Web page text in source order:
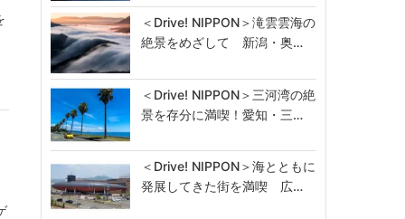
＜Drive! NIPPON＞滝雲雲海の
絶景をめざして 新潟・奥…
＜Drive! NIPPON＞三河湾の絶
景を存分に満喫！愛知・三…
＜Drive! NIPPON＞海とともに
発展してきた街を満喫 広…